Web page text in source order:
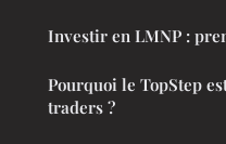
Investir en LMNP :
Pourquoi le TopStep
traders ?